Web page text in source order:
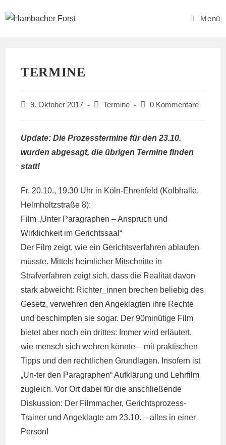
Inhalt
Menü
TERMINE
Beitrag
9. Oktober 2017
Beitrags-
Termine
Beitrags-
0 Kommentare
Update: Die Prozesstermine für den 23.10.
wurden abgesagt, die übrigen Termine finden
statt!
Fr, 20.10., 19.30 Uhr in Köln-Ehrenfeld (Kolbhalle,
Helmholtzstraße 8):
Film „Unter Paragraphen – Anspruch und
Wirklichkeit im Gerichtssaal“
Der Film zeigt, wie ein Gerichtsverfahren ablaufen
müsste. Mittels heimlicher Mitschnitte in
Strafverfahren zeigt sich, dass die Realität davon
stark abweicht: Richter_innen brechen beliebig des
Gesetz, verwehren den Angeklagten ihre Rechte
und beschimpfen sie sogar. Der 90minütige Film
bietet aber noch ein drittes: Immer wird erläutert,
wie mensch sich wehren könnte – mit praktischen
Tipps und den rechtlichen Grundlagen. Insofern ist
„Un-ter den Paragraphen“ Aufklärung und Lehrfilm
zugleich. Vor Ort dabei für die anschließende
Diskussion: Der Filmmacher, Gerichtsprozess-
Trainer und Angeklagte am 23.10. – alles in einer
Person!